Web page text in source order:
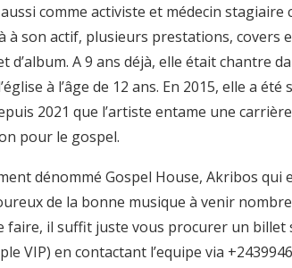
comme activiste et médecin stagiaire
à son actif, plusieurs prestations, covers
A 9 ans déjà, elle était chantre
à l’âge de 12 ans. En 2015, elle a
2021 que l’artiste entame une
pour le gospel.
dénommé Gospel House, Akribos qui
de la bonne musique à venir
faire, il suffit juste vous procurer un
VIP) en contactant l’equipe via